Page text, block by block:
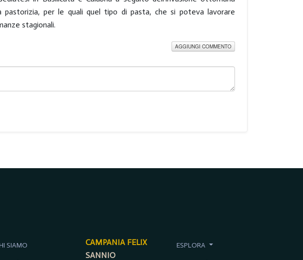
per le quali quel tipo di pasta, che si poteva lavorare
stagionali.
AGGIUNGI COMMENTO
SIAMO
CAMPANIA FELIX
SANNIO
ESPLORA